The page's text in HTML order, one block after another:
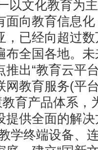
以文化教育为
面向教育信息
，已经向超过
布全国各地。
推出“教育云平
教育服务(平
育产品体系，
供全面的解
学终端设备、